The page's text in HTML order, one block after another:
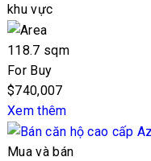
khu vực
118.7 sqm
For Buy
$740,007
Xem thêm
Mua và bán